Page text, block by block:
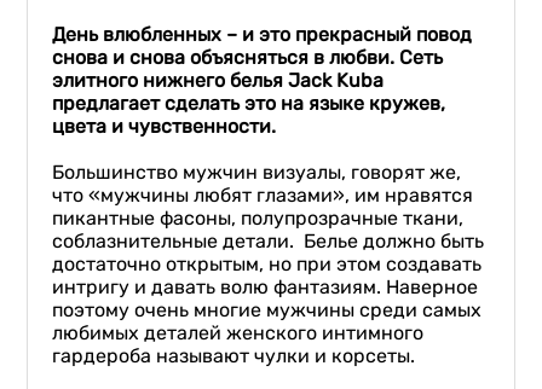
День влюбленных – иэто прекрасный повод
снова и снова объясняться в любви. Сеть
элитного нижнего бельяJack Kuba
предлагает сделать это на языке кружев,
цвета ичувственности.
Большинство мужчин визуалы, говорят же,
что «мужчины любят глазами», им нравятся
пикантные фасоны, полупрозрачные ткани,
соблазнительные детали. Белье должно быть
достаточно открытым, но при этом создавать
интригу и давать волю фантазиям. Наверное
поэтому очень многие мужчины среди самых
любимых деталей женского интимного
гардероба называют чулки и корсеты.